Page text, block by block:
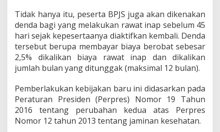
e
d
o
k
J
a
m
i
a
n
S
o
s
Tidak hanya itu, peserta BPJS juga akan dikenakan
denda bagi yang melakukan rawat inap sebelum 45
hari sejak kepesertaanya diaktifkan kembali. Denda
tersebut berupa membayar biaya berobat sebesar
2,5% dikalikan biaya rawat inap dan dikalikan
jumlah bulan yang ditunggak (maksimal 12 bulan).
Pemberlakukan kebijakan baru ini didasarkan pada
Peraturan Presiden (Perpres) Nomor 19 Tahun
2016 tentang perubahan kedua atas Perpres
Nomor 12 tahun 2013 tentang jaminan kesehatan.